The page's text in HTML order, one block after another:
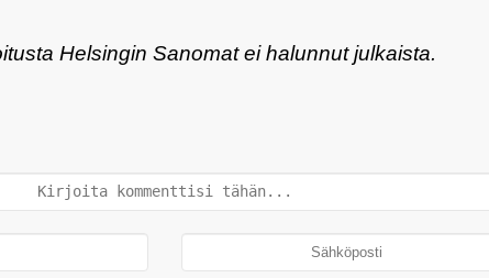
Helsingin Sanomat ei halunnut julkaista.